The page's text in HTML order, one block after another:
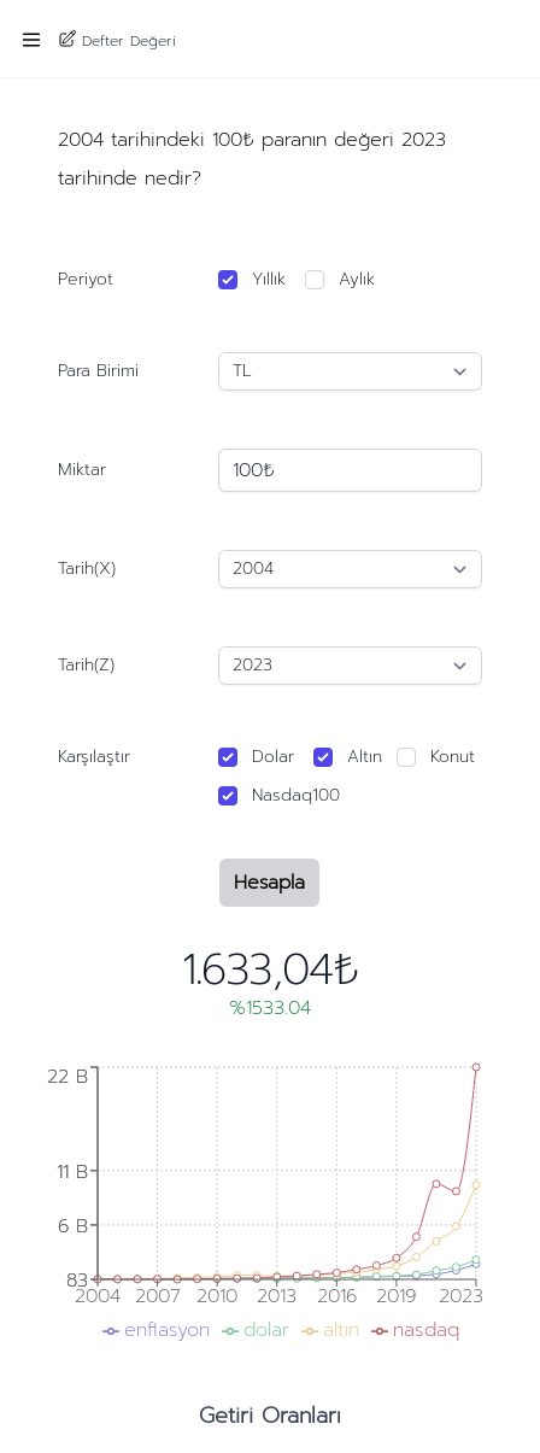
Defter Değeri
2004 tarihindeki 100₺ paranın değeri 2023
tarihinde nedir?
Periyot Yıllık Aylık
Para Birimi
Miktar
Tarih(X)
Tarih(Z)
Karşılaştır Dolar Altın
Konut
Nasdaq100
Hesapla
1.633,04₺
%1533.04
2004 2007 2010 2013 2016 2019 2023
83
6 B
11 B
22 B
83
6 B
11 B
22 B
enflasyon dolar altın nasdaq
Getiri Oranları